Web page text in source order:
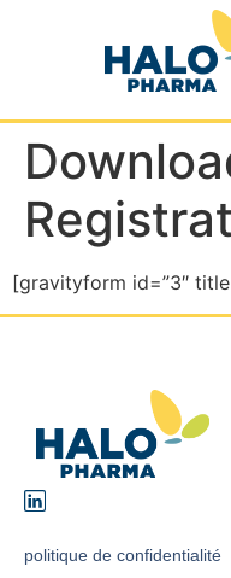
[gravityform id=”3″
politique de confidentialité